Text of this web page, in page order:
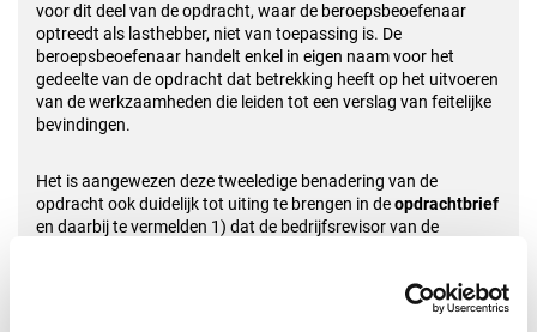
voor dit deel van de opdracht, waar de beroepsbeoefenaar
optreedt als lasthebber, niet van toepassing is. De
beroepsbeoefenaar handelt enkel in eigen naam voor het
gedeelte van de opdracht dat betrekking heeft op het uitvoeren
van de werkzaamheden die leiden tot een verslag van feitelijke
bevindingen.
Het is aangewezen deze tweeledige benadering van de
opdracht ook duidelijk tot uiting te brengen in deopdrachtbrief
en daarbij te vermelden 1) dat de bedrijfsrevisor van de
bewijsstukken via zijn 'financieel verslag met attestering' over
te maken aan VLAIO en 2) dat de bedrijfsrevisor de gegevens